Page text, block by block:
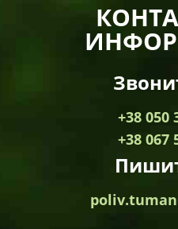
+38 050
+38 067